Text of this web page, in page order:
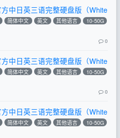
中日英三语完整硬盘版（White
简体中文 英文 其他语言 10-50G
0
中日英三语完整硬盘版（White
简体中文 英文 其他语言 10-50G
0
中日英三语完整硬盘版（White
简体中文 英文 其他语言 10-50G